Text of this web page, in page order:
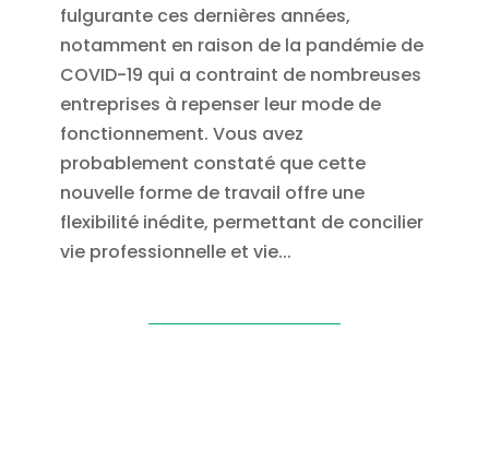
fulgurante ces dernières années,
notamment en raison de la pandémie de
COVID-19 qui a contraint de nombreuses
entreprises à repenser leur mode de
fonctionnement. Vous avez
probablement constaté que cette
nouvelle forme de travail offre une
flexibilité inédite, permettant de concilier
vie professionnelle et vie...